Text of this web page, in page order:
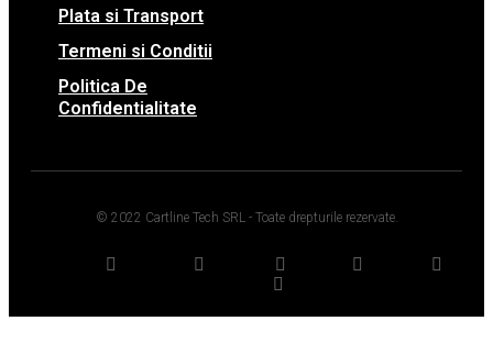
Plata si Transport
Termeni si Conditii
Politica De
Confidentialitate
© 2022 Cartline Tech SRL - Toate drepturile rezervate.